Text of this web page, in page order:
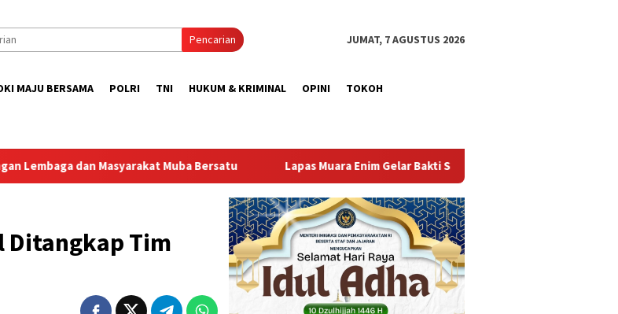
Pencarian JUMAT, 7 AGUSTUS 2026
MAJU BERSAMA POLRI TNI HUKUM & KRIMINAL OPINI TOKOH
Bersatu Lapas Muara Enim Gelar Bakti Sosial Donor Darah dalam Rangka Memperingati HUT ke-81
Ditangkap Tim